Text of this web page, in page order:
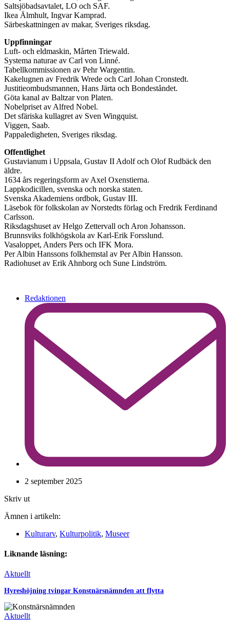
Saltsjöbadsavtalet, LO och SAF.
Ikea Älmhult, Ingvar Kamprad.
Särbeskattningen av makar, Sveriges riksdag.
Uppfinningar
Luft- och eldmaskin, Mårten Triewald.
Systema naturae av Carl von Linné.
Tabellkommissionen av Pehr Wargentin.
Kakelugnen av Fredrik Wrede och Carl Johan Cronstedt.
Justitieombudsmannen, Hans Järta och Bondeståndet.
Göta kanal av Baltzar von Platen.
Nobelpriset av Alfred Nobel.
Det sfäriska kullagret av Sven Wingquist.
Viggen, Saab.
Pappaledigheten, Sveriges riksdag.
Offentlighet
Gustavianum i Uppsala, Gustav II Adolf och Olof Rudbäck den
äldre.
1634 års regeringsform av Axel Oxenstierna.
Lappkodicillen, svenska och norska staten.
Svenska Akademiens ordbok, Gustav III.
Läsebok för folkskolan av Norstedts förlag och Fredrik Ferdinand
Carlsson.
Riksdagshuset av Helgo Zettervall och Aron Johansson.
Brunnsviks folkhögskola av Karl-Erik Forsslund.
Vasaloppet, Anders Pers och IFK Mora.
Per Albin Hanssons folkhemstal av Per Albin Hansson.
Radiohuset av Erik Ahnborg och Sune Lindström.
Redaktionen
2 september 2025
Skriv ut
Ämnen i artikeln:
Kulturarv, Kulturpolitik, Museer
Liknande läsning:
Aktuellt
Hyreshöjning tvingar Konstnärsnämnden att flytta
Aktuellt